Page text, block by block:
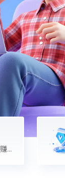
美国大
香港大
香港大
襄阳电
宁波电